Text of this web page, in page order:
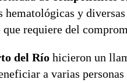
y
que requiere del
del Río hicieron un
a varias